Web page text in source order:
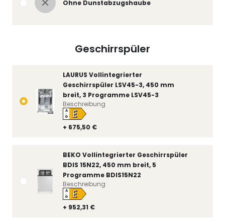
Ohne Dunstabzugshaube
Geschirrspüler
LAURUS Vollintegrierter
Geschirrspüler LSV45-3, 450 mm
breit, 3 Programme LSV45-3
+ 675,50 €
A
↑
G E
Beschreibung
BEKO Vollintegrierter Geschirrspüler
BDIS 15N22, 450 mm breit, 5
Programme BDIS15N22
+ 952,31 €
A
↑
G E
Beschreibung